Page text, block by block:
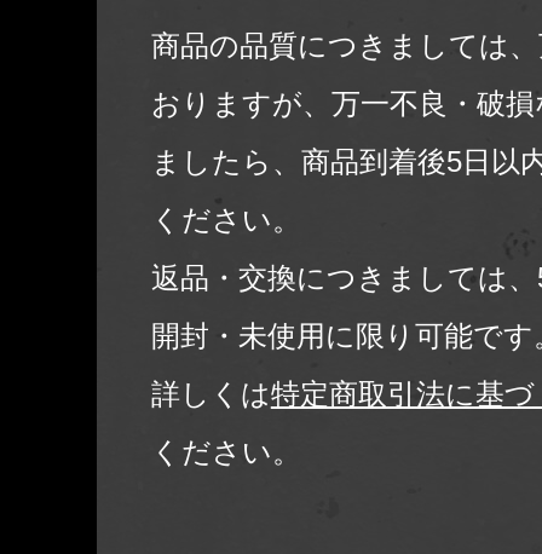
商品の品質につきましては
おりますが、万一不良・破
ましたら、商品到着後5日以
ください。
返品・交換につきましては
開封・未使用に限り可能です
詳しくは特定商取引法に基
ください。